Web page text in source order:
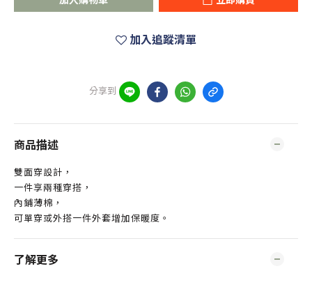
加入追蹤清單
分享到
商品描述
雙面穿設計，
一件享兩種穿搭，
內鋪薄棉，
可單穿或外搭一件外套增加保暖度。
了解更多